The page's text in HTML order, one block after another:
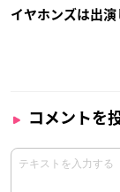
イヤホンズは出
コメントを